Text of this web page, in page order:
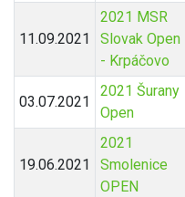
11.09.2021
2021 MSR
Slovak Open
- Krpáčovo
03.07.2021
2021 Šurany
Open
19.06.2021
2021
Smolenice
OPEN